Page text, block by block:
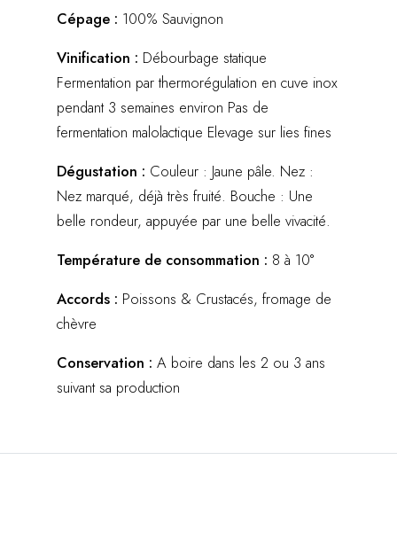
Cépage : 100% Sauvignon
Vinification : Débourbage statique
Fermentation par thermorégulation en cuve inox
pendant 3 semaines environ Pas de
fermentation malolactique Elevage sur lies fines
Dégustation : Couleur : Jaune pâle. Nez :
Nez marqué, déjà très fruité. Bouche : Une
belle rondeur, appuyée par une belle vivacité.
Température de consommation : 8 à 10°
Accords : Poissons & Crustacés, fromage de
chèvre
Conservation : A boire dans les 2 ou 3 ans
suivant sa production